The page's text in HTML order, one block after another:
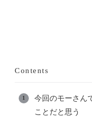
Contents
今回のモーさん
ことだと思う